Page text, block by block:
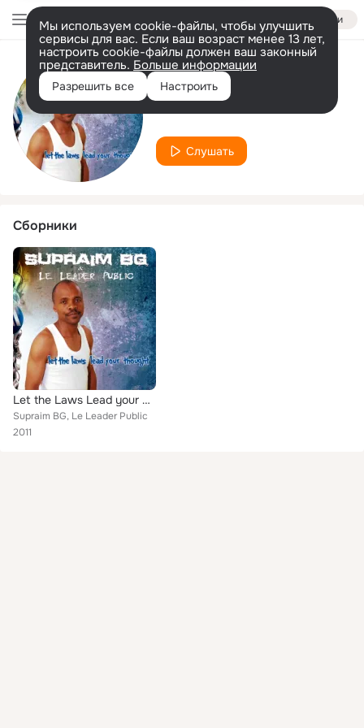
Войти
Мы используем cookie-файлы, чтобы улучшить
сервисы для вас. Если ваш возраст менее 13 лет,
настроить cookie-файлы должен ваш законный
представитель. Больше информации
Разрешить все Настроить
Исполнитель
Le Leader Public
Слушать
Сборники
Let the Laws Lead your Thought
Supraim BG, Le Leader Public
2011